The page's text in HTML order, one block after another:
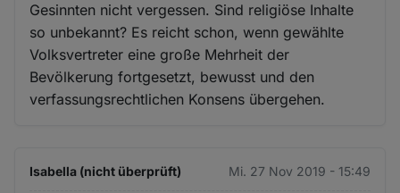
Gesinnten nicht vergessen. Sind religiöse Inhalte
so unbekannt? Es reicht schon, wenn gewählte
Volksvertreter eine große Mehrheit der
Bevölkerung fortgesetzt, bewusst und den
verfassungsrechtlichen Konsens übergehen.
Isabella (nicht überprüft) Mi. 27 Nov 2019 - 15:49